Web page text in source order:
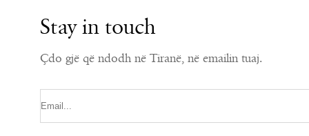
Stay in touch
Çdo gjë që ndodh në Tiranë, në emailin tuaj.